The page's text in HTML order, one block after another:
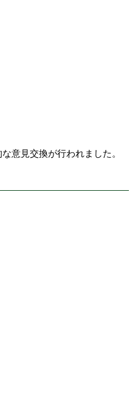
意見交換が行われました。